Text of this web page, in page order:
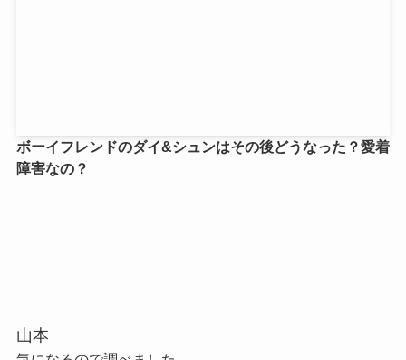
ボーイフレンドのダイ&シュンはその後どうなった？愛着
障害なの？
山本